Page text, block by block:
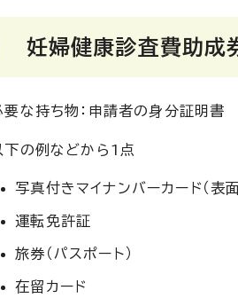
妊婦健康診査費助成
要な持ち物：申請者の身分証明書
下の例などから1点
写真付きマイナンバーカード（表面
運転免許証
旅券（パスポート）
在留カード